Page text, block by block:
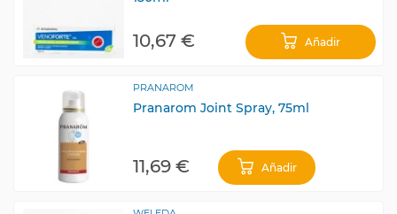
10,67 € Añadir
PRANAROM
Pranarom Joint Spray, 75ml
11,69 € Añadir